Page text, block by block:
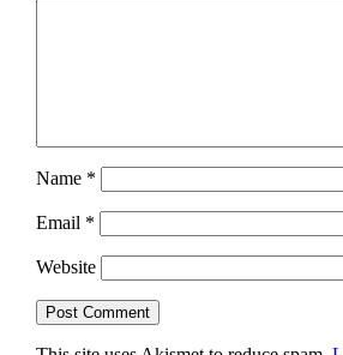
Name *
Email *
Website